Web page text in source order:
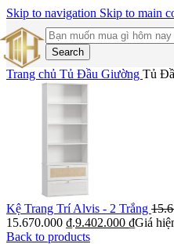
Skip to navigation Skip to main
Search
Trang chủ Tủ Đầu Giường Tủ
Kệ Trang Trí Alvis - 2 Trắng
15.670.000 ₫.9.402.000 ₫Giá
Back to products